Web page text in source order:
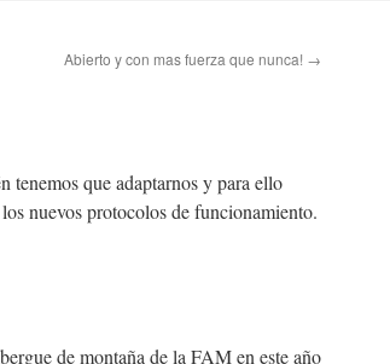
Abierto y con mas fuerza que nunca! →
tenemos que adaptarnos y para ello
nuevos protocolos de funcionamiento.
de montaña de la FAM en este año